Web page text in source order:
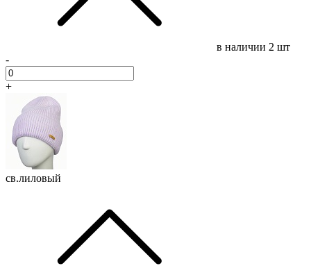
в наличии 2 шт
-
+
св.лиловый